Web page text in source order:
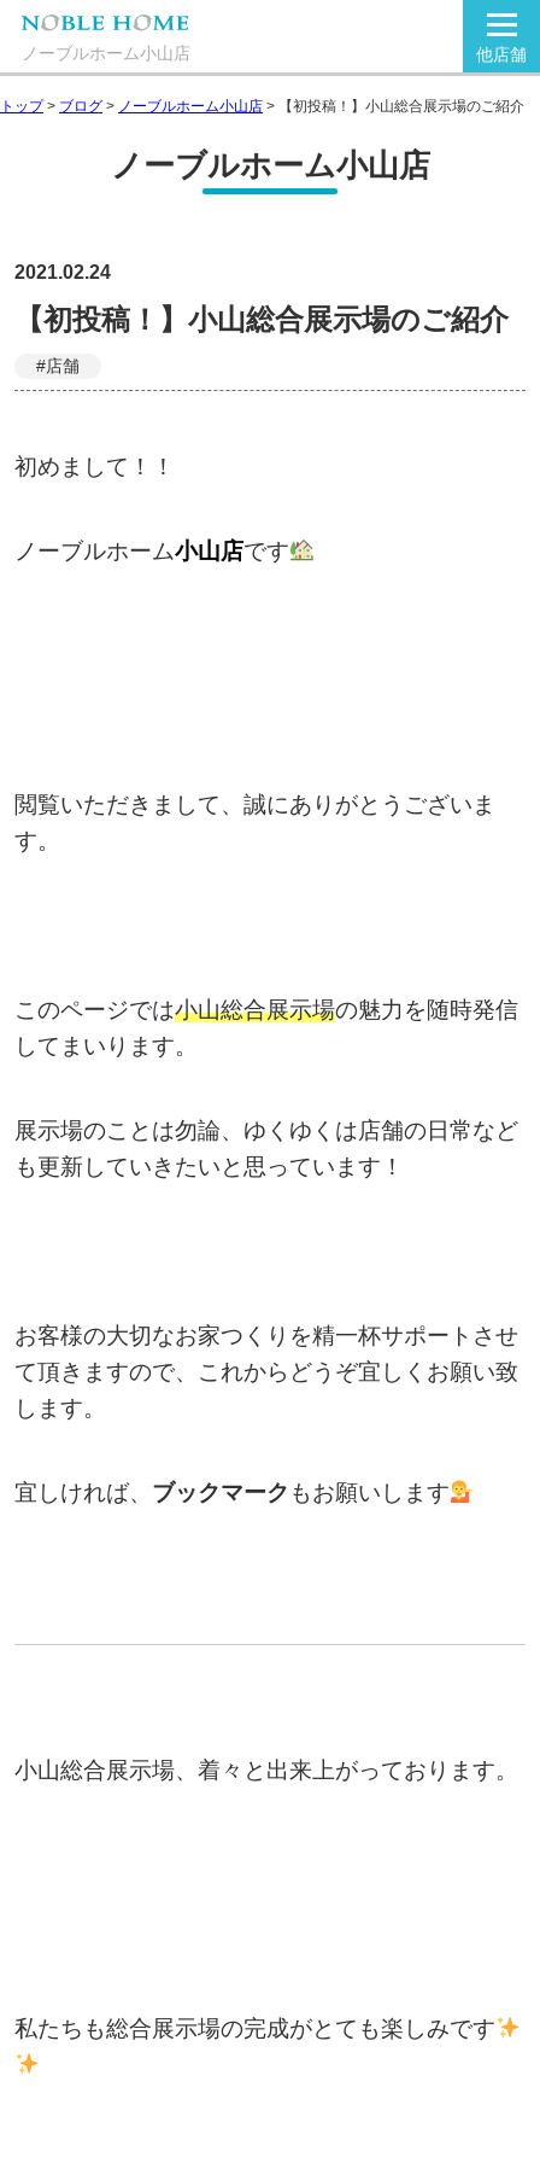
ノーブルホーム小山店 他店舗
トップ> ブログ > ノーブルホーム小山店 > 【初投稿！】小山総合展示場のご紹介
ノーブルホーム小山店
2021.02.24
【初投稿！】小山総合展示場のご紹介
#店舗
初めまして！！
ノーブルホーム小山店です
閲覧いただきまして、誠にありがとうございま
す。
このページでは小山総合展示場の魅力を随時発信
してまいります。
展示場のことは勿論、ゆくゆくは店舗の日常など
も更新していきたいと思っています！
お客様の大切なお家つくりを精一杯サポートさせ
て頂きますので、これからどうぞ宜しくお願い致
します。
宜しければ、 ブックマーク もお願いします
小山総合展示場、着々と出来上がっております。
私たちも総合展示場の完成がとても楽しみです